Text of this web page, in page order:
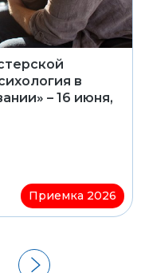
в
– 16 июня,
Приемка 2026